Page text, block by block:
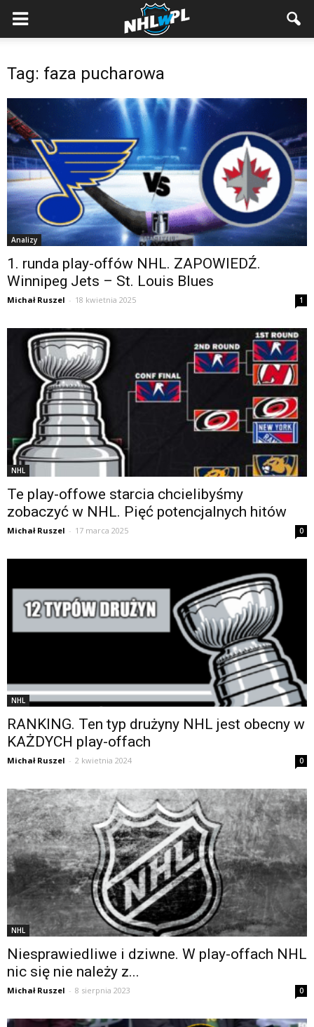
Tag: faza pucharowa
Analizy
1. runda play-offów NHL. ZAPOWIEDŹ.
Winnipeg Jets – St. Louis Blues
Michał Ruszel - 18 kwietnia 2025 1
NHL
Te play-offowe starcia chcielibyśmy
zobaczyć w NHL. Pięć potencjalnych hitów
Michał Ruszel - 17 marca 2025 0
NHL
RANKING. Ten typ drużyny NHL jest obecny w
KAŻDYCH play-offach
Michał Ruszel - 2 kwietnia 2024 0
NHL
Niesprawiedliwe i dziwne. W play-offach NHL
nic się nie należy z...
Michał Ruszel - 8 sierpnia 2023 0